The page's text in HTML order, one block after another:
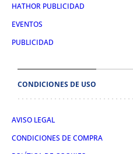
HATHOR PUBLICIDAD
EVENTOS
PUBLICIDAD
CONDICIONES DE USO
AVISO LEGAL
CONDICIONES DE COMPRA